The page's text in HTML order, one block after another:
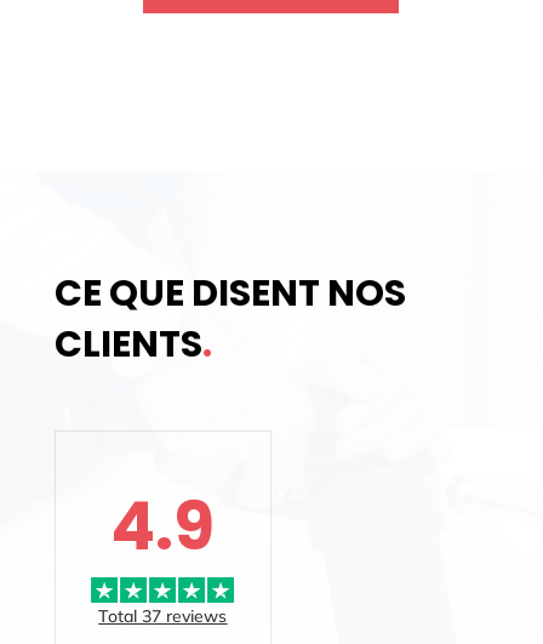
CE QUE DISENT NOS
CLIENTS.
4.9
Total 37 reviews